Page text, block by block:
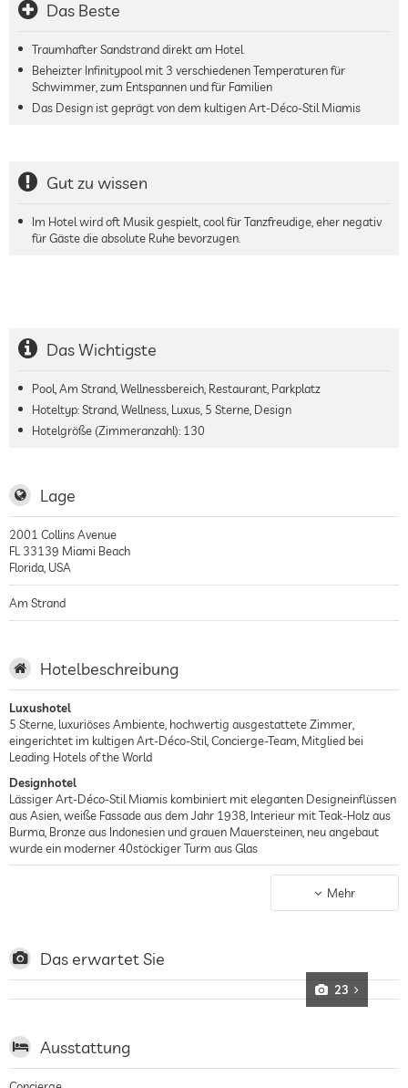
Das Beste
Traumhafter Sandstrand direkt am Hotel
Beheizter Infinitypool mit 3 verschiedenen Temperaturen für
Schwimmer, zum Entspannen und für Familien
Das Design ist geprägt von dem kultigen Art-Déco-Stil Miamis
Gut zu wissen
Im Hotel wird oft Musik gespielt, cool für Tanzfreudige, eher negativ
für Gäste die absolute Ruhe bevorzugen.
Das Wichtigste
Pool, Am Strand, Wellnessbereich, Restaurant, Parkplatz
Hoteltyp: Strand, Wellness, Luxus, 5 Sterne, Design
Hotelgröße (Zimmeranzahl): 130
Lage
2001 Collins Avenue
FL 33139 Miami Beach
Florida USA
Am Strand
Hotelbeschreibung
Luxushotel
5 Sterne, luxuriöses Ambiente, hochwertig ausgestattete Zimmer,
eingerichtet im kultigen Art-Déco-Stil, Concierge-Team, Mitglied bei
Leading Hotels of the World
Designhotel
Lässiger Art-Déco-Stil Miamis kombiniert mit eleganten Designeinflüssen
aus Asien, weiße Fassade aus dem Jahr 1938, Interieur mit Teak-Holz aus
Burma, Bronze aus Indonesien und grauen Mauersteinen, neu angebaut
wurde ein moderner 40stöckiger Turm aus Glas
Exklusiver Wellnessbereich, Wellnessbehandlungen, Massagen und
Beautytreatments mit Luxusprodukten von THÉMAÉ, die Pflegeprodukten
unter Palmen, Sonnenterrasse und Liegen, Mitglied bei Leading Spas
Strandhotel
Hotel direkt am Meer mit Sandstrand, privater Strandabschnitt mit
Mehr
Das erwartet Sie
23
Ausstattung